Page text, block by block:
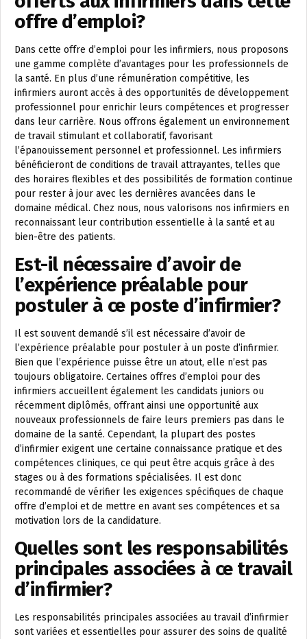
offre d’emploi?
Dans cette offre d’emploi pour les infirmiers, nous proposons
une gamme complète d’avantages pour les professionnels de
la santé. En plus d’une rémunération compétitive, les
infirmiers auront accès à des opportunités de développement
professionnel pour enrichir leurs compétences et progresser
dans leur carrière. Nous offrons également un environnement
de travail stimulant et collaboratif, favorisant
l’épanouissement personnel et professionnel. Les infirmiers
bénéficieront de conditions de travail attrayantes, telles que
des horaires flexibles et des possibilités de formation continue
pour rester à jour avec les dernières avancées dans le
domaine médical. Chez nous, nous valorisons nos infirmiers en
reconnaissant leur contribution essentielle à la santé et au
bien-être des patients.
Est-il nécessaire d’avoir de
l’expérience préalable pour
postuler à ce poste d’infirmier?
Il est souvent demandé s’il est nécessaire d’avoir de
l’expérience préalable pour postuler à un poste d’infirmier.
Bien que l’expérience puisse être un atout, elle n’est pas
toujours obligatoire. Certaines offres d’emploi pour des
infirmiers accueillent également les candidats juniors ou
récemment diplômés, offrant ainsi une opportunité aux
nouveaux professionnels de faire leurs premiers pas dans le
domaine de la santé. Cependant, la plupart des postes
d’infirmier exigent une certaine connaissance pratique et des
compétences cliniques, ce qui peut être acquis grâce à des
stages ou à des formations spécialisées. Il est donc
recommandé de vérifier les exigences spécifiques de chaque
offre d’emploi et de mettre en avant ses compétences et sa
motivation lors de la candidature.
Quelles sont les responsabilités
principales associées à ce travail
d’infirmier?
Les responsabilités principales associées au travail d’infirmier
sont variées et essentielles pour assurer des soins de qualité